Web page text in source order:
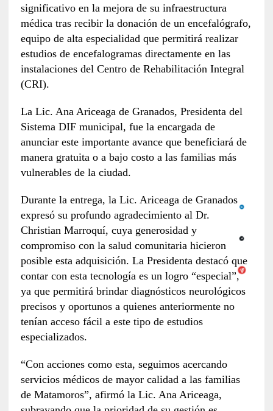
significativo en la mejora de su infraestructura
médica tras recibir la donación de un encefalógrafo,
equipo de alta especialidad que permitirá realizar
estudios de encefalogramas directamente en las
instalaciones del Centro de Rehabilitación Integral
(CRI).
La Lic. Ana Ariceaga de Granados, Presidenta del
Sistema DIF municipal, fue la encargada de
anunciar este importante avance que beneficiará de
manera gratuita o a bajo costo a las familias más
vulnerables de la ciudad.
Durante la entrega, la Lic. Ariceaga de Granados
expresó su profundo agradecimiento al Dr.
Christian Marroquí, cuya generosidad y
compromiso con la salud comunitaria hicieron
posible esta adquisición. La Presidenta destacó que
contar con esta tecnología es un logro “especial”,
ya que permitirá brindar diagnósticos neurológicos
precisos y oportunos a quienes anteriormente no
tenían acceso fácil a este tipo de estudios
especializados.
“Con acciones como esta, seguimos acercando
servicios médicos de mayor calidad a las familias
de Matamoros”, afirmó la Lic. Ana Ariceaga,